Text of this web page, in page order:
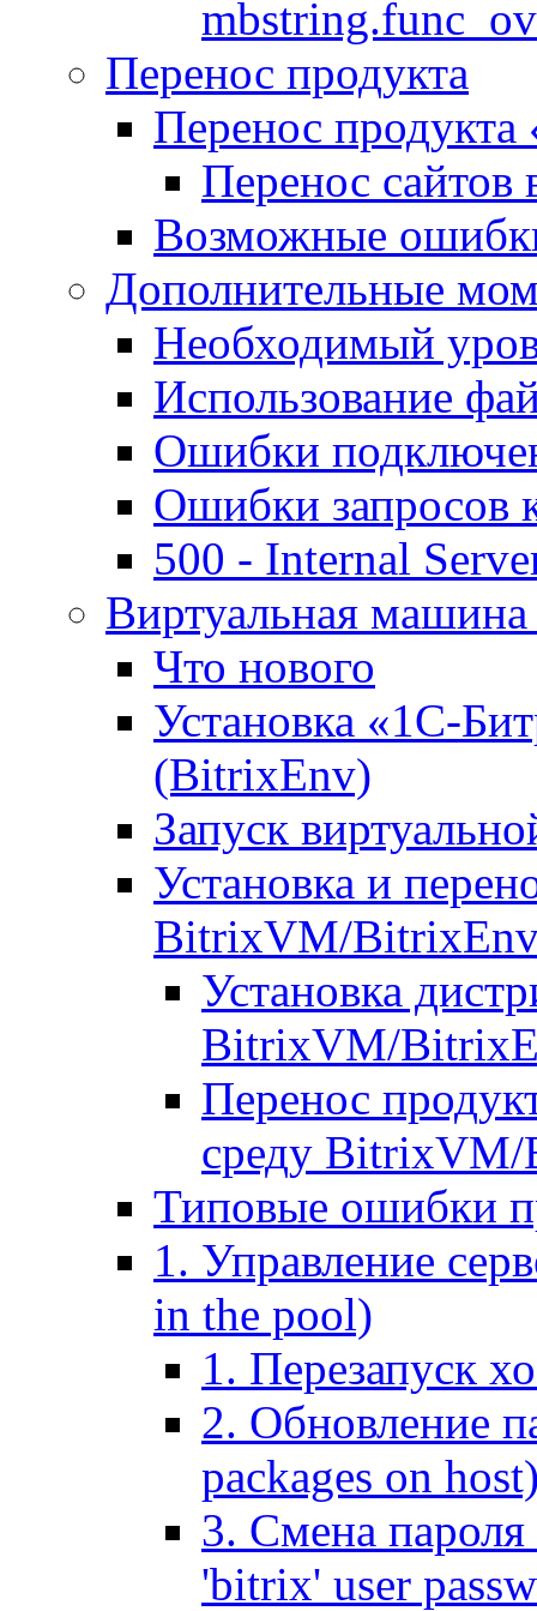
Перенос продукта
Перенос продукта
Перенос сайтов
Возможные
Дополнительные
Необходимый
Использование
Ошибки
Ошибки запросов
500 - Internal
Виртуальная
Что нового
Установка «1С-
(BitrixEnv)
Запуск
Установка и
BitrixVM/
Установка
BitrixVM/
Перенос
среду
Типовые ошибки
1. Управление
in the pool)
1. Перезапуск
2. Обновление
packages on
3. Смена пароля
'bitrix' user